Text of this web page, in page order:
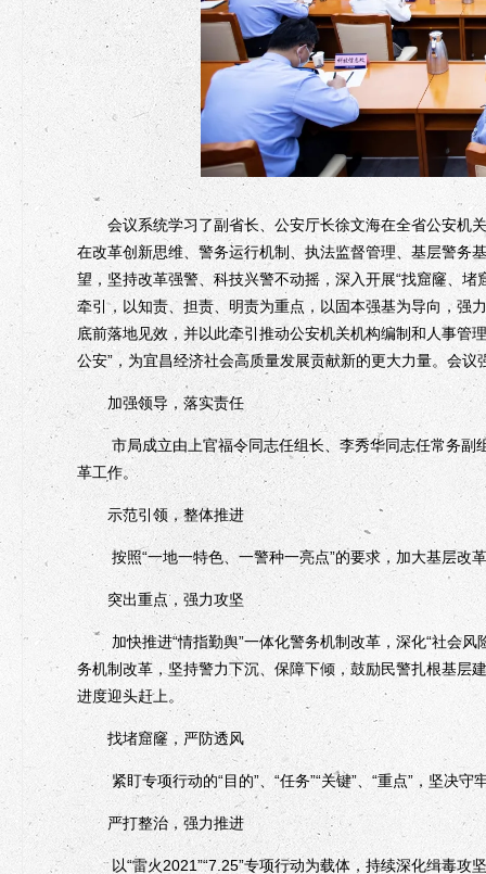
会议系统学习了副省长、公安厅长徐文海在全省公安机
在改革创新思维、警务运行机制、执法监督管理、基层警务
望，坚持改革强警、科技兴警不动摇，深入开展“找窟窿、
牵引，以知责、担责、明责为重点，以固本强基为导向，强
底前落地见效，并以此牵引推动公安机关机构编制和人事管
公安”，为宜昌经济社会高质量发展贡献新的更大力量。会议
加强领导，落实责任
市局成立由上官福令同志任组长、李秀华同志任常务副组
革工作。
示范引领，整体推进
按照“一地一特色、一警种一亮点”的要求，加大基层改
突出重点，强力攻坚
加快推进“情指勤舆”一体化警务机制改革，深化“社会风
务机制改革，坚持警力下沉、保障下倾，鼓励民警扎根基层
进度迎头赶上。
找堵窟窿，严防透风
紧盯专项行动的“目的”、“任务”“关键”、“重点”，坚决守
严打整治，强力推进
以“雷火2021”“7.25”专项行动为载体，持续深化缉毒攻